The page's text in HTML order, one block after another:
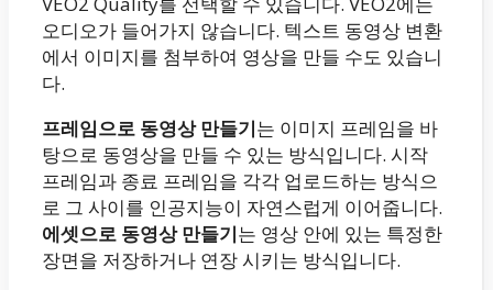
오디오가 들어가지 않습니다. 텍스트 동영상 변환
에서 이미지를 첨부하여 영상을 만들 수도 있습니
다.
프레임으로 동영상 만들기는 이미지 프레임을 바
탕으로 동영상을 만들 수 있는 방식입니다. 시작
프레임과 종료 프레임을 각각 업로드하는 방식으
로 그 사이를 인공지능이 자연스럽게 이어줍니다.
에셋으로 동영상 만들기는 영상 안에 있는 특정한
장면을 저장하거나 연장 시키는 방식입니다.